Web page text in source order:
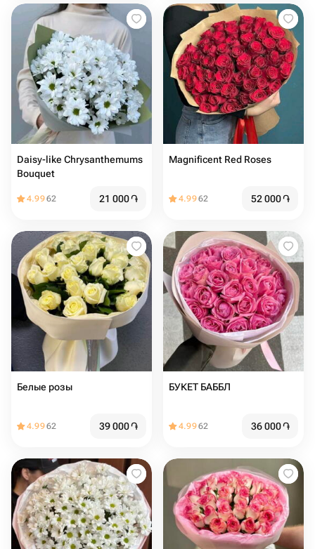
Daisy-like Chrysanthemums
Bouquet
4.9962 21 000֏
Magnificent Red Roses
4.9962 52 000֏
Белые розы
4.9962 39 000֏
БУКЕТ БАББЛ
4.9962 36 000֏